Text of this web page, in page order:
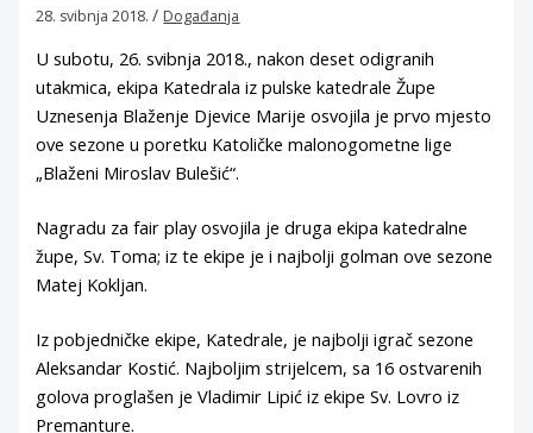
28. svibnja 2018./ Događanja
U subotu, 26. svibnja 2018., nakon deset odigranih
utakmica, ekipa Katedrala iz pulske katedrale Župe
Uznesenja Blaženje Djevice Marije osvojila je prvo mjesto
ove sezone u poretku Katoličke malonogometne lige
„Blaženi Miroslav Bulešić“.
Nagradu za fair play osvojila je druga ekipa katedralne
župe, Sv. Toma; iz te ekipe je i najbolji golman ove sezone
Matej Kokljan.
Iz pobjedničke ekipe, Katedrale, je najbolji igrač sezone
Aleksandar Kostić. Najboljim strijelcem, sa 16 ostvarenih
golova proglašen je Vladimir Lipić iz ekipe Sv. Lovro iz
Premanture.